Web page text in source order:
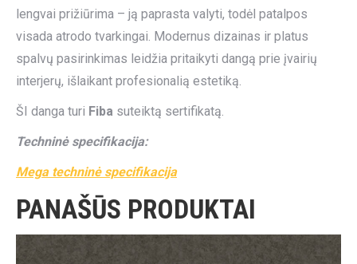
lengvai prižiūrima – ją paprasta valyti, todėl patalpos
visada atrodo tvarkingai. Modernus dizainas ir platus
spalvų pasirinkimas leidžia pritaikyti dangą prie įvairių
interjerų, išlaikant profesionalią estetiką.
ŠI danga turi Fiba suteiktą sertifikatą.
Techninė specifikacija:
Mega techninė specifikacija
PANAŠŪS PRODUKTAI